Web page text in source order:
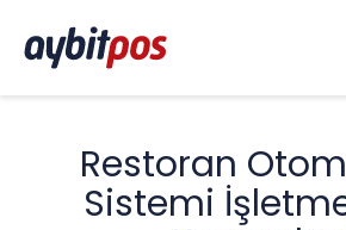
Restoran
Sistemi